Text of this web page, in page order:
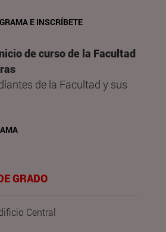
E INSCRÍBETE
de curso de la Facultad
de la Facultad y sus
GRADO
Central